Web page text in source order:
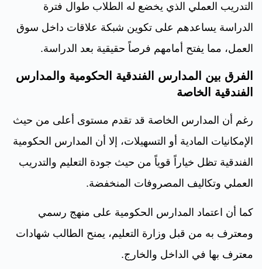
التدريب العملي الذي يخضع له الطلاب طوال فترة
الدراسة يساعدهم على تكوين شبكة علاقات داخل سوق
العمل، مما يفتح أمامهم فرصاً حقيقية بعد الدراسة.
الفرق بين المدارس الفندقية الحكومية والمدارس
الفندقية الخاصة
رغم أن المدارس الخاصة قد تقدم مستوى أعلى من حيث
الإمكانيات المادية أو التسهيلات، إلا أن المدارس الحكومية
الفندقية تظل خياراً قوياً من حيث جودة التعليم والتدريب
العملي وتكاليف المصروفات المنخفضة.
كما أن اعتماد المدارس الحكومية على منهج رسمي
ومعترف به من قبل وزارة التعليم، يمنح الطالب شهادات
معترف بها في الداخل والخارج.